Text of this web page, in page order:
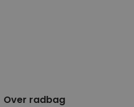
Over radbag